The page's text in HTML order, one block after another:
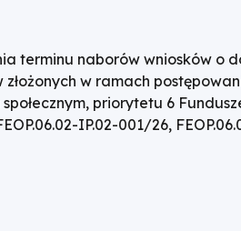
terminu naborów wniosków o
w ramach
priorytetu 6
IP.02-001/26,